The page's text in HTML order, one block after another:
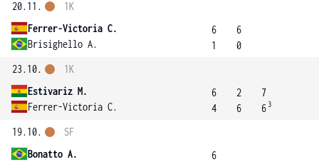
20.11.
Ferrer-Victoria C.
Brisighello A.
1K
6
1
6
0
23.10.
Estivariz M.
Ferrer-Victoria C.
1K
6
4
2
6
7
6 3
19.10.
Bonatto A.
SF
6